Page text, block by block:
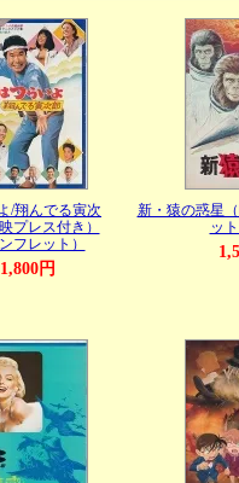
/翔んでる寅次
プレス付き）
フレット）
1,800円
新・猿の惑星
ット